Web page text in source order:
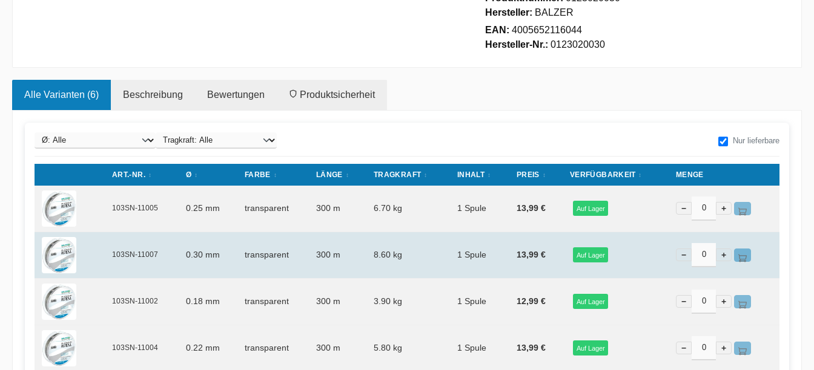
Hersteller: BALZER
EAN: 4005652116044
Hersteller-Nr.: 0123020030
Alle Varianten (6) Beschreibung Bewertungen Produktsicherheit
Nur lieferbare
ART.-NR. Ø FARBE LÄNGE TRAGKRAFT INHALT PREIS VERFÜGBARKEIT MENGE
103SN-11005 0.25 mm transparent 300 m 6.70 kg 1 Spule 13,99 € Auf Lager − +
103SN-11007 0.30 mm transparent 300 m 8.60 kg 1 Spule 13,99 € Auf Lager − +
103SN-11002 0.18 mm transparent 300 m 3.90 kg 1 Spule 12,99 € Auf Lager − +
103SN-11004 0.22 mm transparent 300 m 5.80 kg 1 Spule 13,99 € Auf Lager − +